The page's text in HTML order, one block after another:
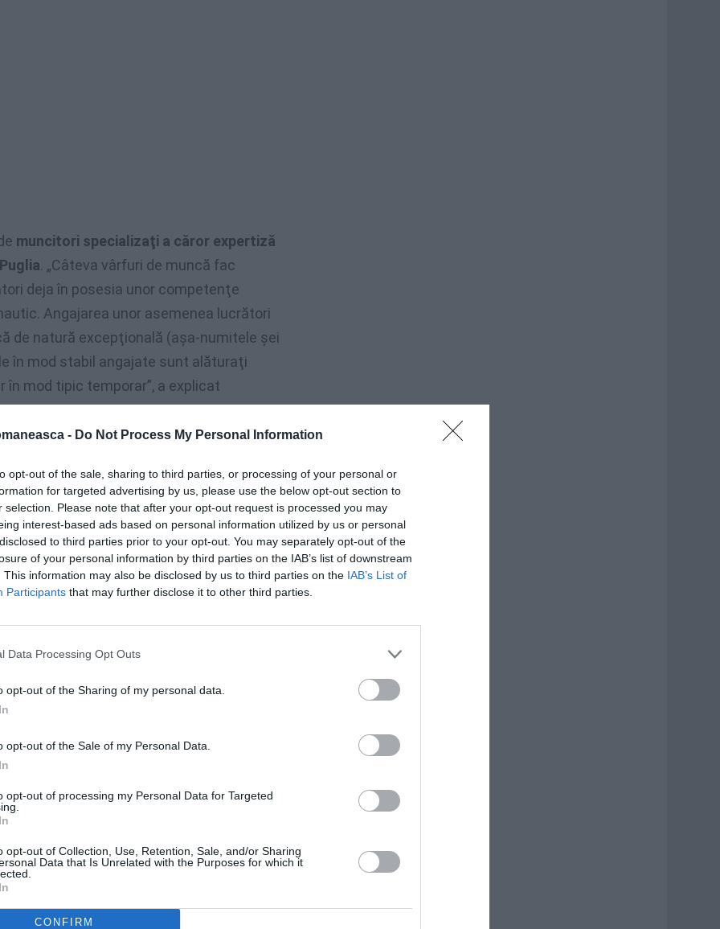
- Do Not Process My Personal Information
opt-out of the sale, sharing to third parties, or processing of your personal or
for targeted advertising by us, please use the below opt-out section to
selection. Please note that after your opt-out request is processed you may
interest-based ads based on personal information utilized by us or personal
to third parties prior to your opt-out. You may separately opt-out of the
of your personal information by third parties on the IAB’s list of downstream
This information may also be disclosed by us to third parties on the IAB’s List of
Participants that may further disclose it to other third parties.
Data Processing Opt Outs
opt-out of the Sharing of my personal data.
opt-out of the Sale of my Personal Data.
opt-out of processing my Personal Data for Targeted
opt-out of Collection, Use, Retention, Sale, and/or Sharing
Data that Is Unrelated with the Purposes for which it
CONFIRM
muncitori specializaţi a căror expertiză
. „Câteva vârfuri de muncă fac
deja în posesia unor competenţe
Angajarea unor asemenea lucrători
de natură excepţională (aşa-numitele şei
în mod stabil angajate sunt alăturaţi
mod tipic temporar”, a explicat
la români. În
circa 70 de muncitori şi tehnicieni
temporar. Şi s-a întâmplat şi în
au fost chemaţi 37 de montatori
a fost scandal.
. Aldo Pugliese, secretar Uil, informează